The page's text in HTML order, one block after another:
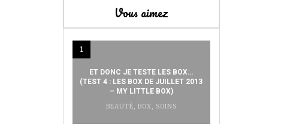
Vous aimez
1
ET DONC JE TESTE LES BOX…
(TEST 4 : LES BOX DE JUILLET 2013
– MY LITTLE BOX)
BEAUTÉ, BOX, SOINS